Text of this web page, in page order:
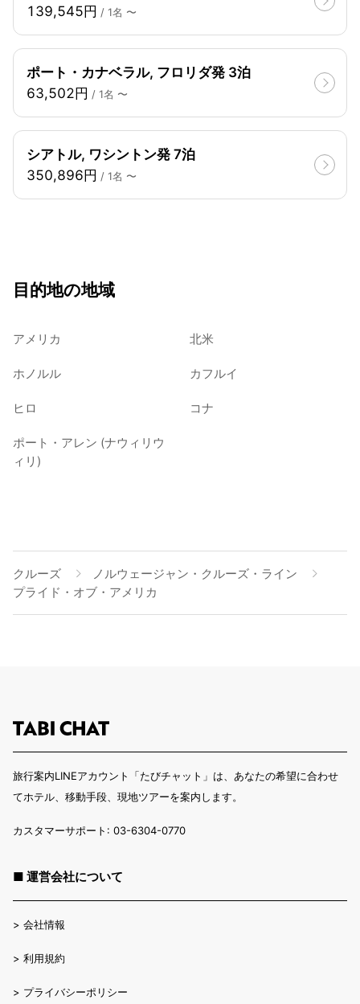
139,545円 / 1名 〜
ポート・カナベラル, フロリダ発 3泊
63,502円 / 1名 〜
シアトル, ワシントン発 7泊
350,896円 / 1名 〜
目的地の地域
アメリカ 北米
ホノルル カフルイ
ヒロ コナ
ポート・アレン (ナウィリウ
ィリ)
クルーズ
ノルウェージャン・クルーズ・ライン
プライド・オブ・アメリカ
旅行案内LINEアカウント「たびチャット」は、あなたの希望に合わせ
てホテル、移動手段、現地ツアーを案内します。
カスタマーサポート: 03-6304-0770
■ 運営会社について
> 会社情報
> 利用規約
> プライバシーポリシー